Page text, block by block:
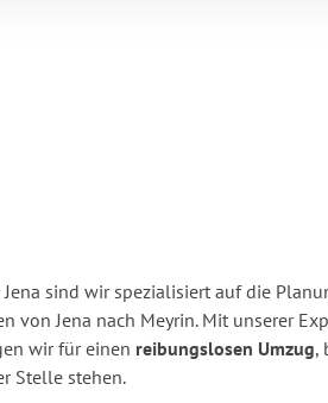
Jena sind wir spezialisiert auf die
von Jena nach Meyrin. Mit unserer
wir für einen reibungslosen Umzug,
Stelle stehen.